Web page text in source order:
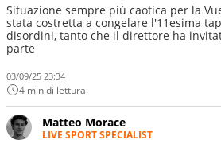
Situazione sempre più caotica per la
stata costretta a congelare l'11esima
disordini, tanto che il direttore ha
parte
03/09/25 23:34
4 min di lettura
Matteo Morace
LIVE SPORT SPECIALIST